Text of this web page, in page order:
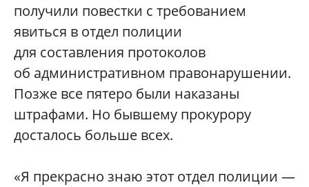
получили повестки с требованием
явиться в отдел полиции
для составления протоколов
об административном правонарушении.
Позже все пятеро были наказаны
штрафами. Но бывшему прокурору
досталось больше всех.
«Я прекрасно знаю этот отдел полиции —